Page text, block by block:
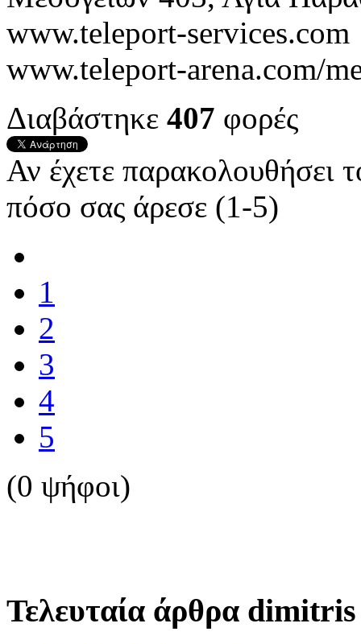
www.teleport-services.com
www.teleport-arena.com/
Διαβάστηκε 407 φορές
Αν έχετε παρακολουθήσει
πόσο σας άρεσε (1-5)
1
2
3
4
5
(0 ψήφοι)
Τελευταία άρθρα dimitris